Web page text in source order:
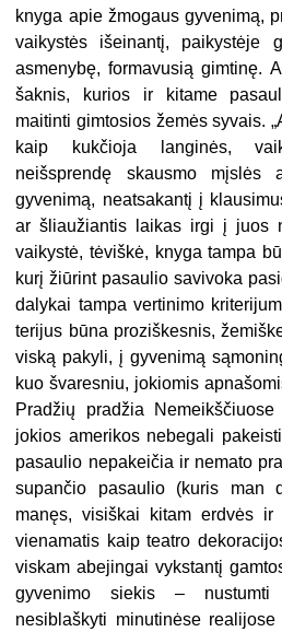
knyga apie žmogaus gyvenimą,
vaikystės išeinantį, paikystėje
asmenybę, formavusią gimtinę.
šaknis, kurios ir kitame
maitinti gimtosios žemės syvais.
kaip kukčioja langinės,
neišsprendę skausmo mįslės
gyvenimą, neatsakantį į
ar šliaužiantis laikas irgi į juos
vaikystė, tė­viškė, knyga tampa
kurį žiūrint pasau­lio savivoka
dalykai tampa vertinimo
terijus būna proziškesnis,
viską pakyli, į gyvenimą
kuo švares­niu, jokiomis
Pradžių pradžia
jokios amerikos nebegali
pasaulio nepakeičia ir nemato
su­pančio pasaulio (kuris man
manęs, visiškai kitam erdvės
vienamatis kaip teatro
vis­kam abejingai vykstantį
gyvenimo siekis – nustumti
nesiblaškyti minutinėse